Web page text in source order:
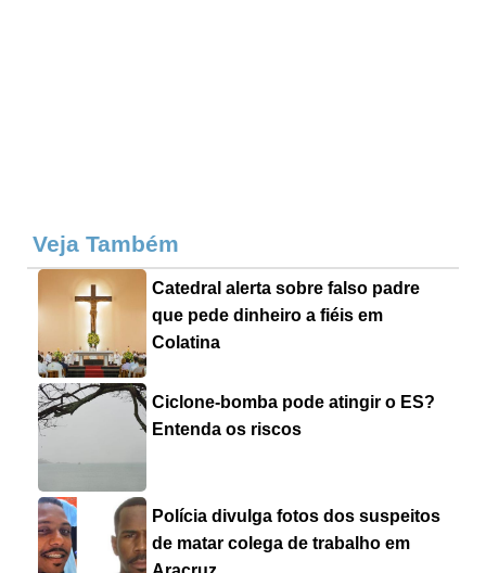
Veja Também
Catedral alerta sobre falso padre
que pede dinheiro a fiéis em
Colatina
Ciclone-bomba pode atingir o ES?
Entenda os riscos
Polícia divulga fotos dos suspeitos
de matar colega de trabalho em